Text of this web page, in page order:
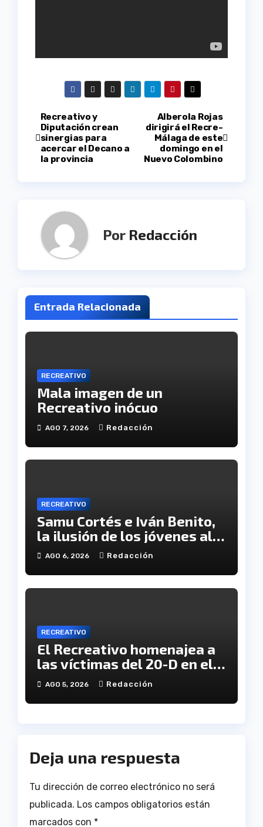
Navegación
de
entradas
Alberola Rojas
dirigirá el Recre-
Málaga de este
domingo en el
Nuevo Colombino
Recreativo y
Diputación crean
sinergias para
acercar el Decano a
la provincia
Por Redacción
Entrada Relacionada
RECREATIVO
Mala imagen de un
Recreativo inócuo
AGO 7, 2026 Redacción
RECREATIVO
Samu Cortés e Iván Benito,
la ilusión de los jóvenes al
servicio del Decano
AGO 6, 2026 Redacción
RECREATIVO
El Recreativo homenajea a
las víctimas del 20-D en el
XX aniversario de la
tragedia
AGO 5, 2026 Redacción
Deja una respuesta
Tu dirección de correo electrónico no será
publicada. Los campos obligatorios están
marcados con *